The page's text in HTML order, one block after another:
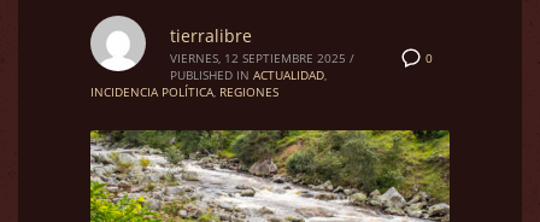
0
tierralibre
VIERNES, 12 SEPTIEMBRE 2025 /
PUBLISHED IN ACTUALIDAD
INCIDENCIA POLÍTICA REGIONES